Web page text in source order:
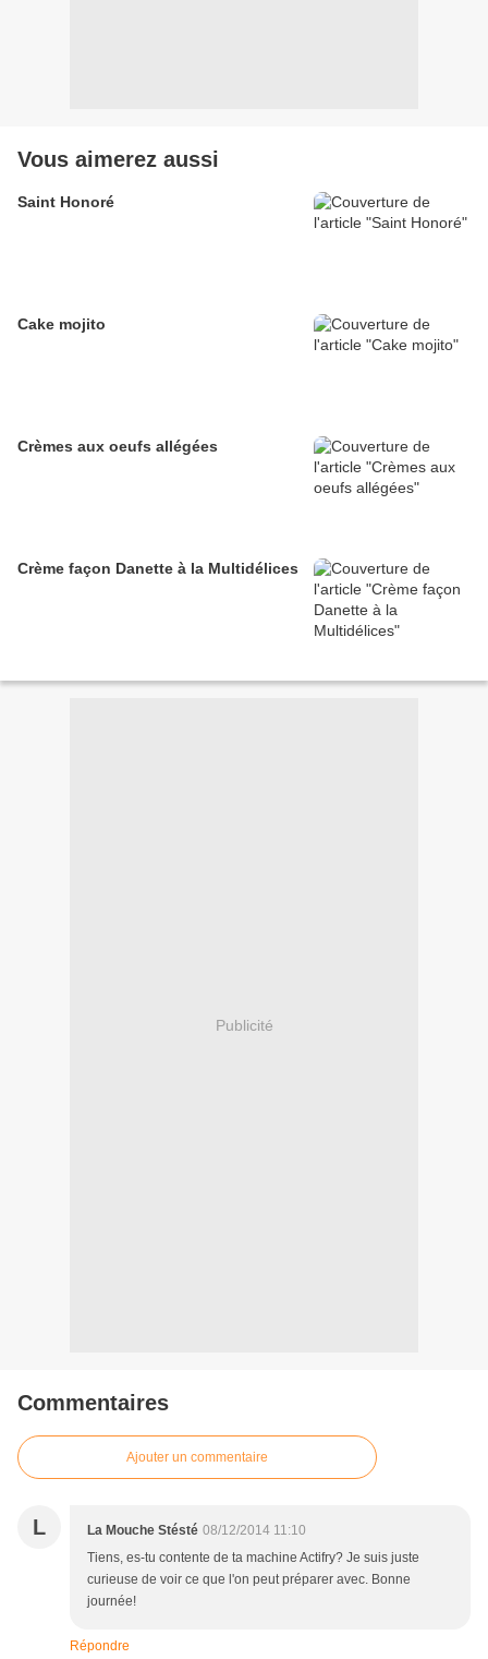
Vous aimerez aussi
Saint Honoré
Cake mojito
Crèmes aux oeufs allégées
Crème façon Danette à la Multidélices
Publicité
Commentaires
Ajouter un commentaire
L La Mouche Stésté 08/12/2014 11:10
Tiens, es-tu contente de ta machine Actifry? Je suis juste
curieuse de voir ce que l'on peut préparer avec. Bonne
journée!
Répondre